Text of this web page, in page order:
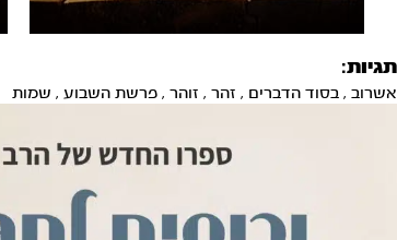
תגיות:
אשרוב , בסוד הדברים , זהר , זוהר , פרשת השבוע , שמות